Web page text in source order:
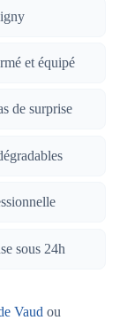
et équipé
de surprise
sous 24h
Vaud ou